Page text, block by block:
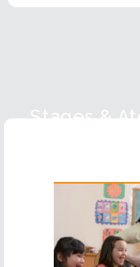
Stages &